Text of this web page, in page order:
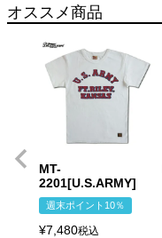
オススメ商品
MT-
2201[U.S.ARMY]
週末ポイント10％
¥7,480税込